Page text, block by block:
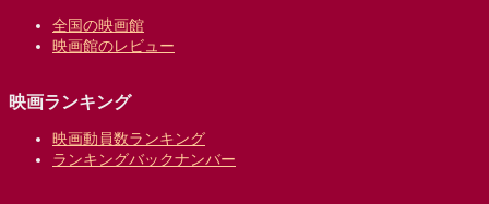
全国の映画館
映画館のレビュー
映画ランキング
映画動員数ランキング
ランキングバックナンバー